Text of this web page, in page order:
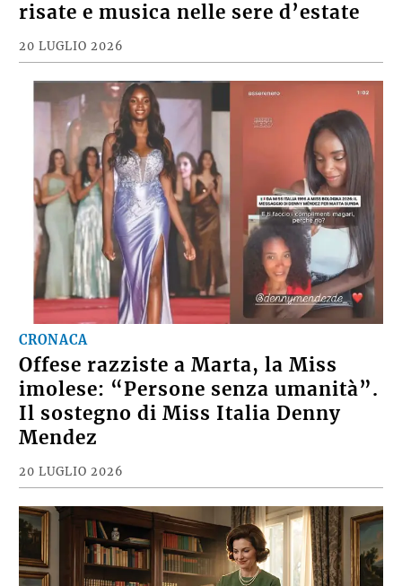
risate e musica nelle sere d’estate
20 LUGLIO 2026
CRONACA
Offese razziste a Marta, la Miss
imolese: “Persone senza umanità”.
Il sostegno di Miss Italia Denny
Mendez
20 LUGLIO 2026